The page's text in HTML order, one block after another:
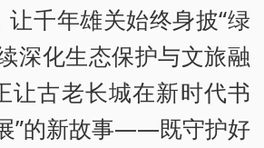
让千年雄关始终身披“绿
深化生态保护与文旅融
让古老长城在新时代书
”的新故事——既守护好